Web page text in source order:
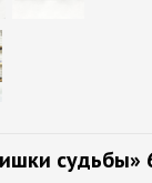
судьбы»